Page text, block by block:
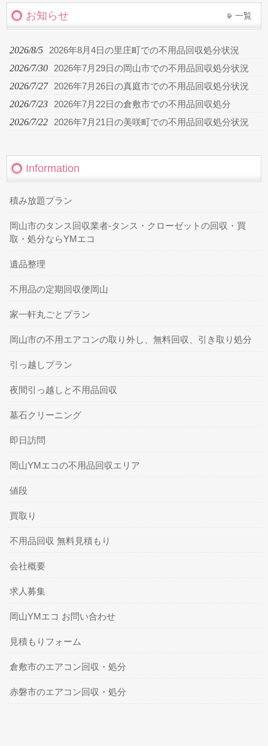
お知らせ 一覧
2026/8/5 2026年8月4日の里庄町での不用品回収処分状況
2026/7/30 2026年7月29日の岡山市での不用品回収処分状況
2026/7/27 2026年7月26日の真庭市での不用品回収処分状況
2026/7/23 2026年7月22日の倉敷市での不用品回収処分
2026/7/22 2026年7月21日の美咲町での不用品回収処分状況
Information
積み放題プラン
岡山市のタンス回収業者-タンス・クローゼットの回収・買
取・処分ならYMエコ
遺品整理
不用品の定期回収便岡山
家一軒丸ごとプラン
岡山市の不用エアコンの取り外し、無料回収、引き取り処分
引っ越しプラン
夜間引っ越しと不用品回収
墓石クリーニング
即日訪問
岡山YMエコの不用品回収エリア
値段
買取り
不用品回収 無料見積もり
会社概要
求人募集
岡山YMエコ お問い合わせ
見積もりフォーム
倉敷市のエアコン回収・処分
赤磐市のエアコン回収・処分